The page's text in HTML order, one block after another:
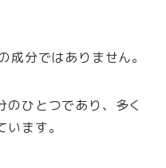
成分ではありません。
のひとつであり、多く
ます。